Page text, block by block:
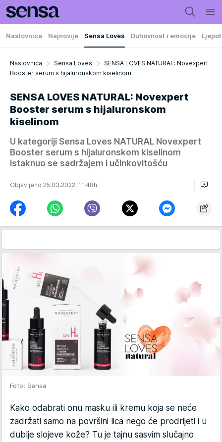
Naslovnica Najnovije Sensa Loves Duhovnost i emocije
Naslovnica Sensa Loves
SENSA LOVES NATURAL: Novexpert
Booster serum s hijaluronskom kiselinom
SENSA LOVES NATURAL: Novexpert
Booster serum s hijaluronskom
kiselinom
U kategoriji Sensa Loves NATURAL Novexpert
Booster serum s hijaluronskom kiselinom
istaknuo se sadržajem i učinkovitošću
Objavljeno 25.03.2022. 11:48h
Foto: Sensa
Kako odabrati onu masku ili kremu koja se neće
zadržati samo na površini lica nego će prodrijeti i u
dublje slojeve kože? Tu je tajnu sasvim slučajno